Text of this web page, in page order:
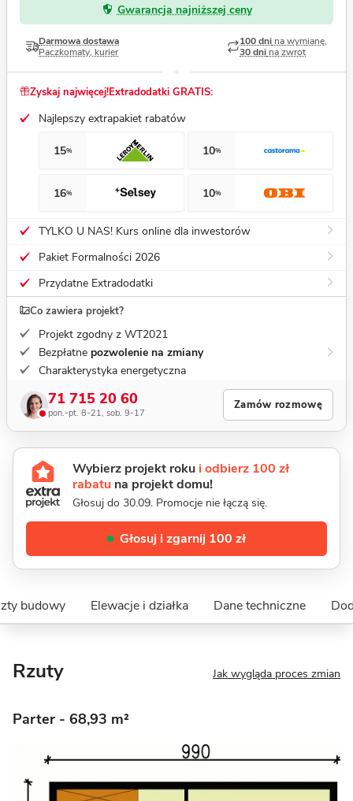
Gwarancja najniższej ceny
Darmowa dostawa
Paczkomaty, kurier
100 dni na wymianę,
30 dni na zwrot
Zyskaj najwięcej!Extradodatki GRATIS:
Najlepszy extrapakiet rabatów
15% 10%
16% 10%
TYLKO U NAS! Kurs online dla inwestorów
Pakiet Formalności 2026
Przydatne Extradodatki
Co zawiera projekt?
Projekt zgodny z WT2021
Bezpłatne pozwolenie na zmiany
Charakterystyka energetyczna
71 715 20 60
pon.-pt. 8-21, sob. 9-17
Zamów rozmowę
Wybierz projekt roku i odbierz 100 zł
rabatu na projekt domu!
Głosuj do 30.09. Promocje nie łączą się.
Głosuj i zgarnij 100 zł
budowy Elewacje i działka Dane techniczne
Rzuty Jak wygląda proces zmian
Parter - 68,93 m²